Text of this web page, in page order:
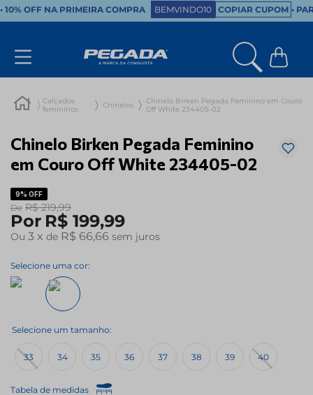
• 10% OFF NA PRIMEIRA COMPRA BEMVINDO10 COPIAR CUPOM •
Calçados
femininos
Chinelos
Chinelo Birken Pegada Feminino em Couro
Off White 234405-02
Chinelo Birken Pegada Feminino
em Couro Off White 234405-02
9% OFF
De R$ 219,99
Por R$ 199,99
Ou 3 x de R$ 66,66 sem juros
Selecione uma cor:
33 34 35 36 37 38 39 40
Tabela de medidas